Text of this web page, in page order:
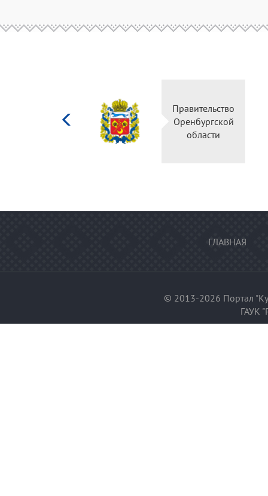
Министерство
культуры
Российской
федерации
ГЛАВНАЯ
© 2013-2026 Портал
ГАУК